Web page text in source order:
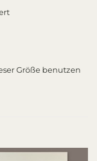
Größe benutzen